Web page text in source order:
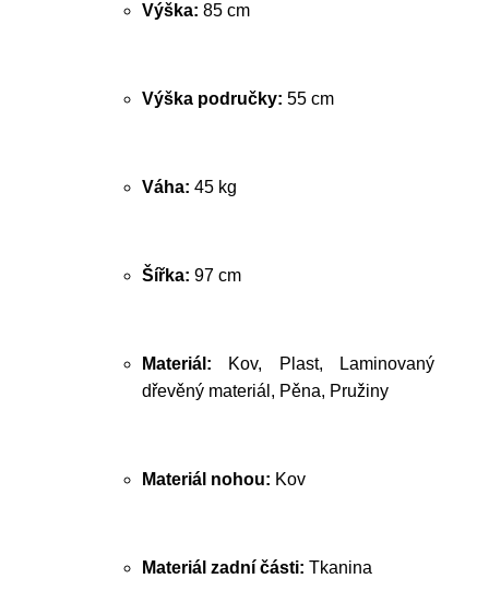
Výška: 85 cm
Výška područky: 55 cm
Váha: 45 kg
Šířka: 97 cm
Materiál: Kov, Plast, Laminovaný
dřevěný materiál, Pěna, Pružiny
Materiál nohou: Kov
Materiál zadní části: Tkanina